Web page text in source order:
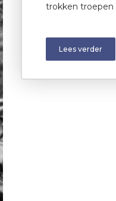
trokken troepen
Lees verder